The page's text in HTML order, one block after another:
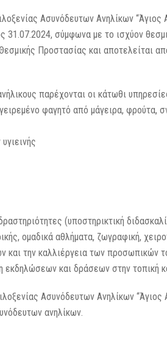
Ασυνόδευτων Ανηλίκων
σύμφωνα με το ισχύον
Προστασίας και
παρέχονται οι κάτωθι
φαγητό από μάγειρα, φρούτα,
(υποστηρικτική
ομαδικά αθλήματα, ζωγραφική,
και την καλλιέργεια των προσωπικών
εκδηλώσεων και δράσεων στην τοπική
Ασυνόδευτων Ανηλίκων
ανηλίκων.